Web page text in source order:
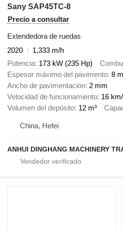
Sany SAP45TC-8
Precio a consultar
Extendedora de ruedas
2020
1,333 m/h
Potencia 173 kW (235 Hp)
Espesor máximo del pavimento 8
Ancho de pavimentación 2 mm
Velocidad de funcionamiento 16
Volumen del depósito 12 m³
China, Hefei
ANHUI DINGHANG MACHINERY